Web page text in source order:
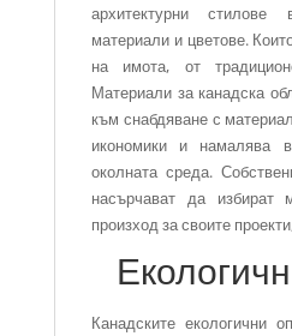
архитектурни
материали и цветове.
на имота, от
Материали за канадска
към снабдяване с
икономики и намалява
околната среда.
насърчават да избират
произход за своите
Канадските екологични